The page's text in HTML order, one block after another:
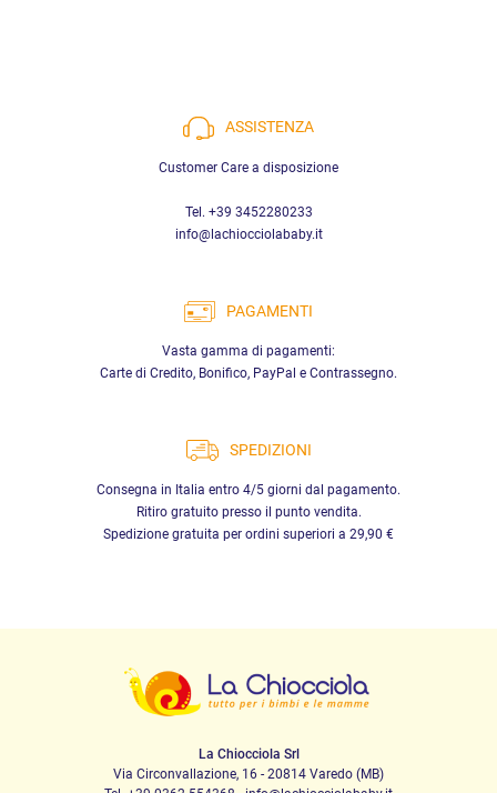
ASSISTENZA
Customer Care a disposizione
Tel. +39 3452280233
info@lachiocciolababy.it
PAGAMENTI
Vasta gamma di pagamenti:
Carte di Credito, Bonifico, PayPal e Contrassegno.
SPEDIZIONI
Consegna in Italia entro 4/5 giorni dal pagamento.
Ritiro gratuito presso il punto vendita.
Spedizione gratuita per ordini superiori a 29,90 €
La Chiocciola Srl
Via Circonvallazione, 16 - 20814 Varedo (MB)